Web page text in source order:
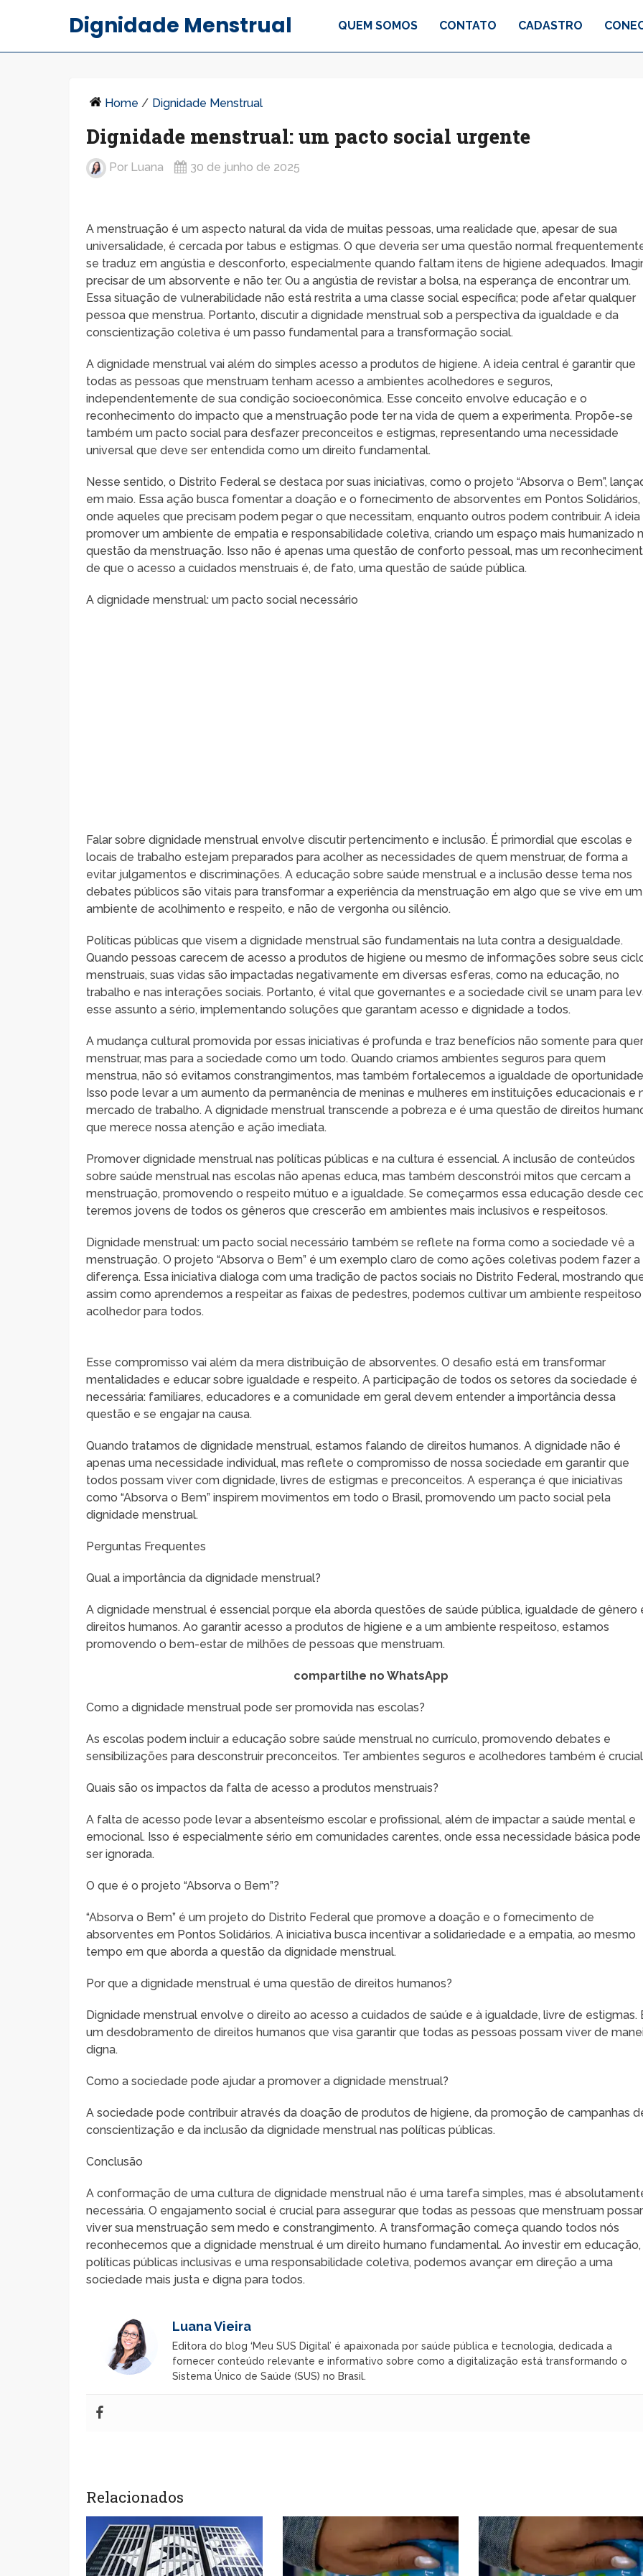
Dignidade Menstrual QUEM SOMOS CONTATO CADASTRO
Home / Dignidade Menstrual
Dignidade menstrual: um pacto social urgente
Por Luana 30 de junho de 2025
A menstruação é um aspecto natural da vida de muitas pessoas, uma realidade que, apesar de sua
universalidade, é cercada por tabus e estigmas. O que deveria ser uma questão normal
se traduz em angústia e desconforto, especialmente quando faltam itens de higiene adequados.
precisar de um absorvente e não ter. Ou a angústia de revistar a bolsa, na esperança de encontrar um.
Essa situação de vulnerabilidade não está restrita a uma classe social específica; pode afetar qualquer
pessoa que menstrua. Portanto, discutir a dignidade menstrual sob a perspectiva da igualdade e da
conscientização coletiva é um passo fundamental para a transformação social.
A dignidade menstrual vai além do simples acesso a produtos de higiene. A ideia central é garantir que
todas as pessoas que menstruam tenham acesso a ambientes acolhedores e seguros,
independentemente de sua condição socioeconômica. Esse conceito envolve educação e o
reconhecimento do impacto que a menstruação pode ter na vida de quem a experimenta. Propõe-se
também um pacto social para desfazer preconceitos e estigmas, representando uma necessidade
universal que deve ser entendida como um direito fundamental.
Nesse sentido, o Distrito Federal se destaca por suas iniciativas, como o projeto “Absorva o Bem”,
em maio. Essa ação busca fomentar a doação e o fornecimento de absorventes em Pontos Solidários,
onde aqueles que precisam podem pegar o que necessitam, enquanto outros podem contribuir. A ideia
promover um ambiente de empatia e responsabilidade coletiva, criando um espaço mais humanizado
questão da menstruação. Isso não é apenas uma questão de conforto pessoal, mas um
de que o acesso a cuidados menstruais é, de fato, uma questão de saúde pública.
A dignidade menstrual: um pacto social necessário
Falar sobre dignidade menstrual envolve discutir pertencimento e inclusão. É primordial que escolas e
locais de trabalho estejam preparados para acolher as necessidades de quem menstruar, de forma a
evitar julgamentos e discriminações. A educação sobre saúde menstrual e a inclusão desse tema nos
debates públicos são vitais para transformar a experiência da menstruação em algo que se vive em um
ambiente de acolhimento e respeito, e não de vergonha ou silêncio.
Políticas públicas que visem a dignidade menstrual são fundamentais na luta contra a desigualdade.
Quando pessoas carecem de acesso a produtos de higiene ou mesmo de informações sobre seus
menstruais, suas vidas são impactadas negativamente em diversas esferas, como na educação, no
trabalho e nas interações sociais. Portanto, é vital que governantes e a sociedade civil se unam para
esse assunto a sério, implementando soluções que garantam acesso e dignidade a todos.
A mudança cultural promovida por essas iniciativas é profunda e traz benefícios não somente para
menstruar, mas para a sociedade como um todo. Quando criamos ambientes seguros para quem
menstrua, não só evitamos constrangimentos, mas também fortalecemos a igualdade de
Isso pode levar a um aumento da permanência de meninas e mulheres em instituições educacionais e
mercado de trabalho. A dignidade menstrual transcende a pobreza e é uma questão de direitos
que merece nossa atenção e ação imediata.
Promover dignidade menstrual nas políticas públicas e na cultura é essencial. A inclusão de conteúdos
sobre saúde menstrual nas escolas não apenas educa, mas também desconstrói mitos que cercam a
menstruação, promovendo o respeito mútuo e a igualdade. Se começarmos essa educação desde
teremos jovens de todos os gêneros que crescerão em ambientes mais inclusivos e respeitosos.
Dignidade menstrual: um pacto social necessário também se reflete na forma como a sociedade vê a
menstruação. O projeto “Absorva o Bem” é um exemplo claro de como ações coletivas podem fazer a
diferença. Essa iniciativa dialoga com uma tradição de pactos sociais no Distrito Federal, mostrando
assim como aprendemos a respeitar as faixas de pedestres, podemos cultivar um ambiente
acolhedor para todos.
Esse compromisso vai além da mera distribuição de absorventes. O desafio está em transformar
mentalidades e educar sobre igualdade e respeito. A participação de todos os setores da sociedade é
necessária: familiares, educadores e a comunidade em geral devem entender a importância dessa
questão e se engajar na causa.
Quando tratamos de dignidade menstrual, estamos falando de direitos humanos. A dignidade não é
apenas uma necessidade individual, mas reflete o compromisso de nossa sociedade em garantir que
todos possam viver com dignidade, livres de estigmas e preconceitos. A esperança é que iniciativas
como “Absorva o Bem” inspirem movimentos em todo o Brasil, promovendo um pacto social pela
dignidade menstrual.
Perguntas Frequentes
Qual a importância da dignidade menstrual?
A dignidade menstrual é essencial porque ela aborda questões de saúde pública, igualdade de gênero
direitos humanos. Ao garantir acesso a produtos de higiene e a um ambiente respeitoso, estamos
promovendo o bem-estar de milhões de pessoas que menstruam.
compartilhe no WhatsApp
Como a dignidade menstrual pode ser promovida nas escolas?
As escolas podem incluir a educação sobre saúde menstrual no currículo, promovendo debates e
sensibilizações para desconstruir preconceitos. Ter ambientes seguros e acolhedores também é
Quais são os impactos da falta de acesso a produtos menstruais?
A falta de acesso pode levar a absenteísmo escolar e profissional, além de impactar a saúde mental e
emocional. Isso é especialmente sério em comunidades carentes, onde essa necessidade básica pode
ser ignorada.
O que é o projeto “Absorva o Bem”?
“Absorva o Bem” é um projeto do Distrito Federal que promove a doação e o fornecimento de
absorventes em Pontos Solidários. A iniciativa busca incentivar a solidariedade e a empatia, ao mesmo
tempo em que aborda a questão da dignidade menstrual.
Por que a dignidade menstrual é uma questão de direitos humanos?
Dignidade menstrual envolve o direito ao acesso a cuidados de saúde e à igualdade, livre de estigmas.
um desdobramento de direitos humanos que visa garantir que todas as pessoas possam viver de
digna.
Como a sociedade pode ajudar a promover a dignidade menstrual?
A sociedade pode contribuir através da doação de produtos de higiene, da promoção de campanhas
conscientização e da inclusão da dignidade menstrual nas políticas públicas.
Conclusão
A conformação de uma cultura de dignidade menstrual não é uma tarefa simples, mas é
necessária. O engajamento social é crucial para assegurar que todas as pessoas que menstruam
viver sua menstruação sem medo e constrangimento. A transformação começa quando todos nós
reconhecemos que a dignidade menstrual é um direito humano fundamental. Ao investir em educação,
políticas públicas inclusivas e uma responsabilidade coletiva, podemos avançar em direção a uma
sociedade mais justa e digna para todos.
Luana Vieira
Editora do blog ‘Meu SUS Digital’ é apaixonada por saúde pública e tecnologia, dedicada a
fornecer conteúdo relevante e informativo sobre como a digitalização está transformando o
Sistema Único de Saúde (SUS) no Brasil.
Relacionados